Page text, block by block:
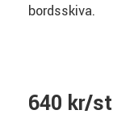
bordsskiva.
640 kr/st